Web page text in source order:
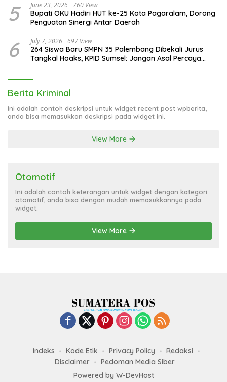
5 June 23, 2026 760 View
Bupati OKU Hadiri HUT ke-25 Kota Pagaralam, Dorong
Penguatan Sinergi Antar Daerah
6 July 7, 2026 697 View
264 Siswa Baru SMPN 35 Palembang Dibekali Jurus
Tangkal Hoaks, KPID Sumsel: Jangan Asal Percaya
Berita Kriminal
Ini adalah contoh deskripsi untuk widget recent post wpberita,
anda bisa memasukkan deskripsi pada widget ini.
View More
Otomotif
Ini adalah contoh keterangan untuk widget dengan kategori
otomotif, anda bisa dengan mudah memasukkannya pada
widget.
View More
Indeks Kode Etik Privacy Policy
Redaksi
Disclaimer
Pedoman Media Siber
Powered by W-DevHost